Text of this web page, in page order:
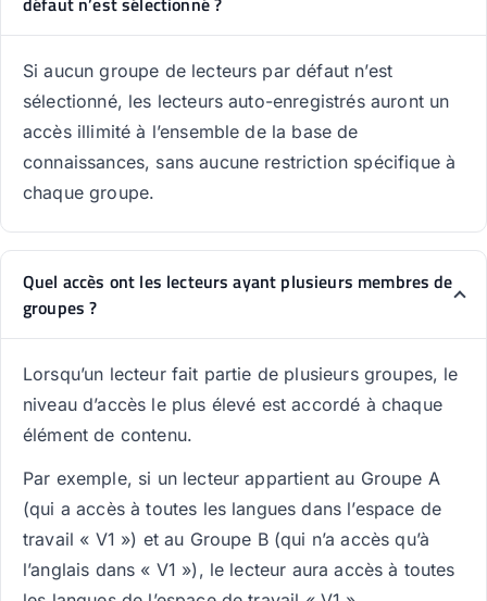
Si aucun groupe de lecteurs par défaut n’est
sélectionné, les lecteurs auto-enregistrés auront un
accès illimité à l’ensemble de la base de
connaissances, sans aucune restriction spécifique à
chaque groupe.
Quel accès ont les lecteurs ayant plusieurs membres de
groupes ?
Lorsqu’un lecteur fait partie de plusieurs groupes, le
niveau d’accès le plus élevé est accordé à chaque
élément de contenu.
Par exemple, si un lecteur appartient au Groupe A
(qui a accès à toutes les langues dans l’espace de
travail « V1 ») et au Groupe B (qui n’a accès qu’à
l’anglais dans « V1 »), le lecteur aura accès à toutes